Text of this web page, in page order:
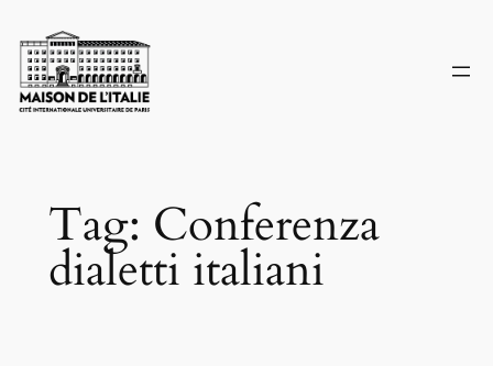
to
content
Tag: Conferenza
dialetti italiani